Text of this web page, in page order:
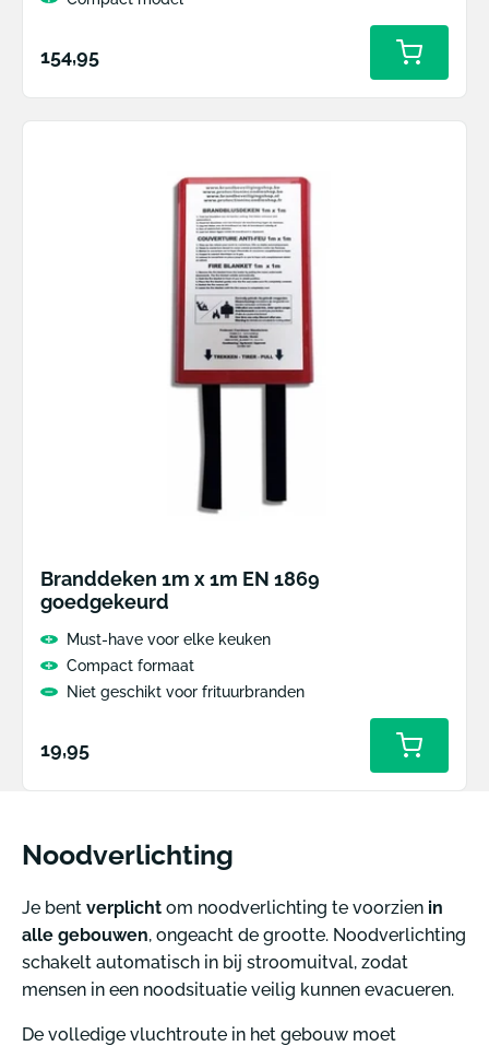
Normale
154,95
Branddeken 1m x 1m EN 1869
goedgekeurd
Must-have voor elke keuken
Compact formaat
Niet geschikt voor frituurbranden
Normale
19,95
Noodverlichting
Je bent verplicht om noodverlichting te voorzien in
alle gebouwen, ongeacht de grootte. Noodverlichting
schakelt automatisch in bij stroomuitval, zodat
mensen in een noodsituatie veilig kunnen evacueren.
De volledige vluchtroute in het gebouw moet